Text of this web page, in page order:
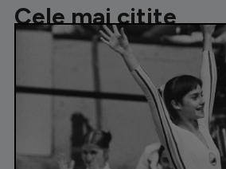
Cele mai citite